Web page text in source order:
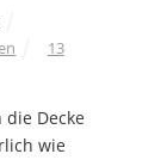
13
Decke
wie